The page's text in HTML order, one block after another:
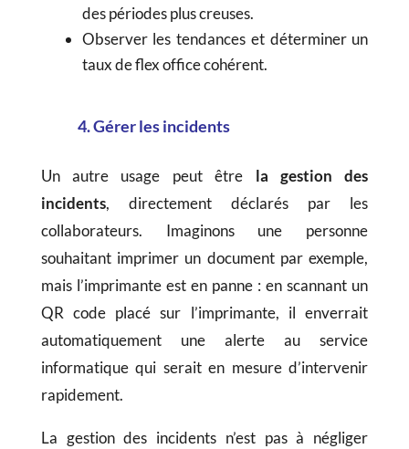
des périodes plus creuses.
Observer les tendances et déterminer un
taux de flex office cohérent.
4. Gérer les incidents
Un autre usage peut être la gestion des
incidents, directement déclarés par les
collaborateurs. Imaginons une personne
souhaitant imprimer un document par exemple,
mais l’imprimante est en panne : en scannant un
QR code placé sur l’imprimante, il enverrait
automatiquement une alerte au service
informatique qui serait en mesure d’intervenir
rapidement.
La gestion des incidents n’est pas à négliger